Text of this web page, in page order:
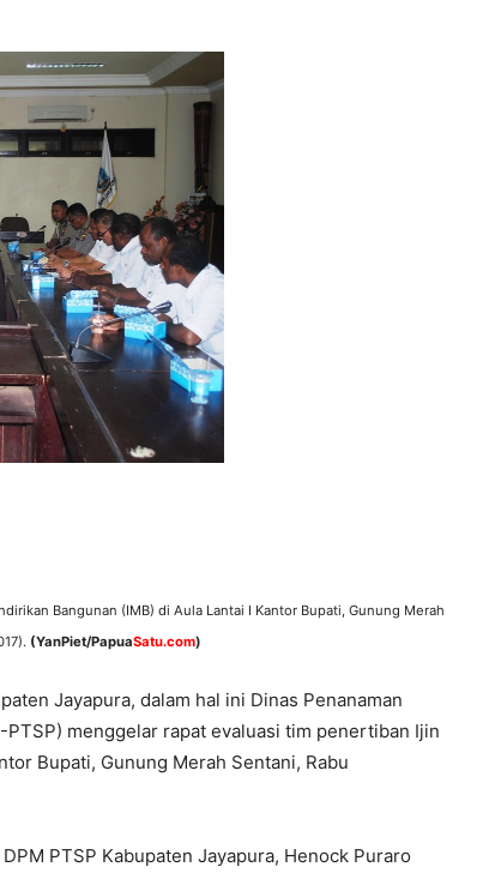
Bangunan (IMB) di Aula Lantai I Kantor Bupati, Gunung Merah
(YanPiet/PapuaSatu.com)
Jayapura, dalam hal ini Dinas Penanaman
menggelar rapat evaluasi tim penertiban Ijin
Bupati, Gunung Merah Sentani, Rabu
PTSP Kabupaten Jayapura, Henock Puraro